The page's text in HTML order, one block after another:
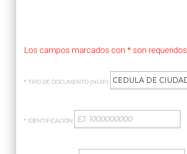
Los campos marcados con * son requeridos.
* TIPO DE DOCUMENTO (NUIP)
* IDENTIFICACIÓN